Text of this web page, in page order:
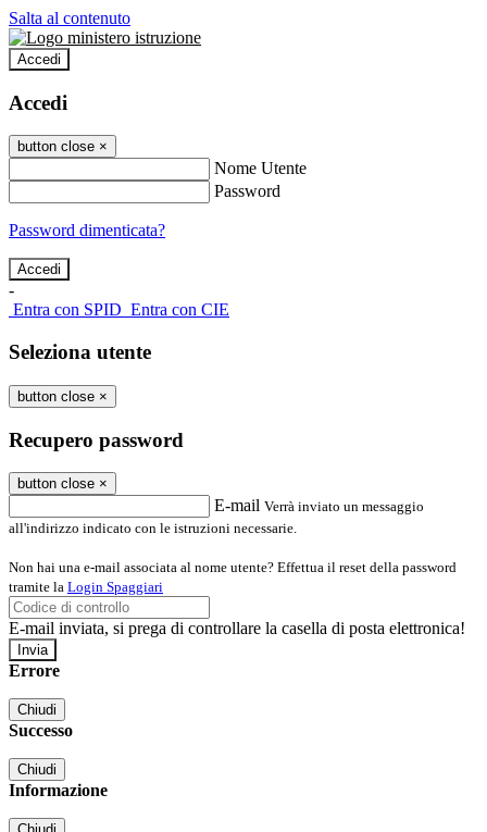
Salta al contenuto
Accedi
Accedi
button close ×
Nome Utente
Password
Password dimenticata?
-
Entra con SPID Entra con CIE
Seleziona utente
button close ×
Recupero password
button close ×
E-mail Verrà inviato un messaggio
all'indirizzo indicato con le istruzioni necessarie.
Non hai una e-mail associata al nome utente? Effettua il reset della password
tramite la Login Spaggiari
E-mail inviata, si prega di controllare la casella di posta elettronica!
Errore
Chiudi
Successo
Chiudi
Informazione